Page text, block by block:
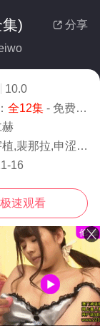
 分享
)
10.0
全12集- 免费在线观看
那拉,申涩琪,徐范俊
16
极速观看